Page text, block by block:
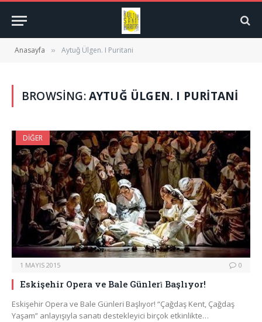
Anasayfa » Aytuğ Ülgen. I Puritani
BROWSING:AYTUĞ ÜLGEN. I PURITANI
DIĞER
1 MAYIS 2015 0
Eskişehir Opera ve Bale Günleri̇ Başlıyor!
Eskişehir Opera ve Bale Günleri̇ Başlıyor! “Çağdaş Kent, Çağdaş
Yaşam” anlayışıyla sanatı destekleyici birçok etkinlikte…